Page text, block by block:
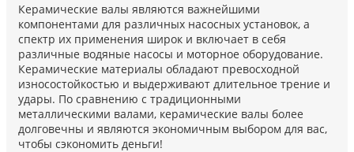
Керамические валы являются важнейшими
компонентами для различных насосных установок, а
спектр их применения широк и включает в себя
различные водяные насосы и моторное оборудование.
Керамические материалы обладают превосходной
износостойкостью и выдерживают длительное трение и
удары. По сравнению с традиционными
металлическими валами, керамические валы более
долговечны и являются экономичным выбором для вас,
чтобы сэкономить деньги!